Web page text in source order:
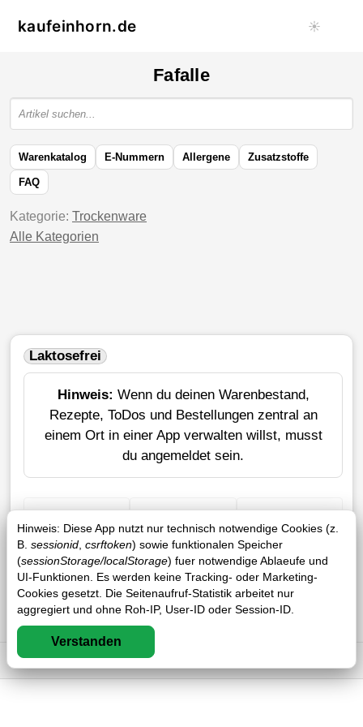
kaufeinhorn.de ☀️
Hinweis: Diese App nutzt nur technisch notwendige Cookies (z.
B. sessionid csrftoken) sowie funktionalen Speicher
(sessionStorage/localStorage) fuer notwendige Ablaeufe und
UI-Funktionen. Es werden keine Tracking- oder Marketing-
Cookies gesetzt. Die Seitenaufruf-Statistik arbeitet nur
aggregiert und ohne Roh-IP, User-ID oder Session-ID.
Verstanden
Fafalle
Warenkatalog E-Nummern Allergene Zusatzstoffe
FAQ
Kategorie: Trockenware
Alle Kategorien
Laktosefrei
Hinweis: Wenn du deinen Warenbestand,
Rezepte, ToDos und Bestellungen zentral an
einem Ort in einer App verwalten willst, musst
du angemeldet sein.
+ Einkauf Verlustrechner Sticker erstellen
Impressum